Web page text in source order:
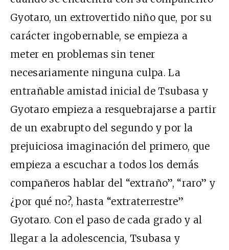
Gyotaro, un extrovertido niño que, por su
carácter ingobernable, se empieza a
meter en problemas sin tener
necesariamente ninguna culpa. La
entrañable amistad inicial de Tsubasa y
Gyotaro empieza a resquebrajarse a partir
de un exabrupto del segundo y por la
prejuiciosa imaginación del primero, que
empieza a escuchar a todos los demás
compañeros hablar del “extraño”, “raro” y
¿por qué no?, hasta “extraterrestre”
Gyotaro. Con el paso de cada grado y al
llegar a la adolescencia, Tsubasa y